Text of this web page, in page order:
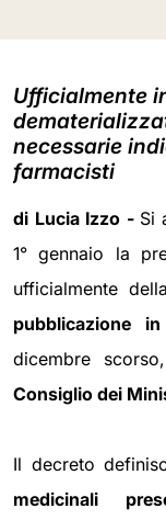
Ufficialmente
necessarie
farmacisti
di Lucia Izzo - Si
1° gennaio la
ufficialmente
pubblicazione
dicembre
Consiglio dei
Il decreto
medicinali